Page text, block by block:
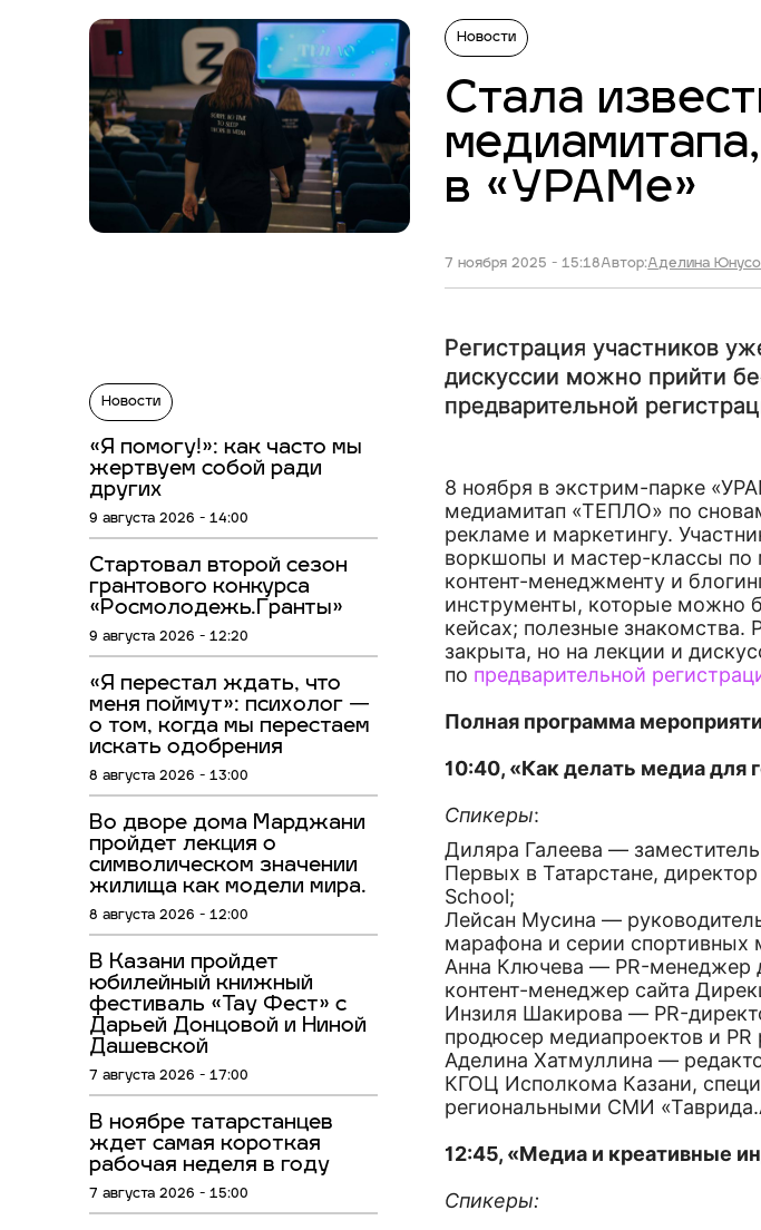
Новости
«Я помогу!»: как часто мы
жертвуем собой ради
других
9 августа 2026 - 14:00
Стартовал второй сезон
грантового конкурса
«Росмолодежь.Гранты»
9 августа 2026 - 12:20
«Я перестал ждать, что
меня поймут»: психолог —
о том, когда мы перестаем
искать одобрения
8 августа 2026 - 13:00
Во дворе дома Марджани
пройдет лекция о
символическом значении
жилища как модели мира.
8 августа 2026 - 12:00
В Казани пройдет
юбилейный книжный
фестиваль «Тау Фест» с
Дарьей Донцовой и Ниной
Дашевской
7 августа 2026 - 17:00
В ноябре татарстанцев
ждет самая короткая
рабочая неделя в году
7 августа 2026 - 15:00
Новости
Стала
в «УРАМе»
7 ноября 2025 - 15:18Автор:Аделина
Регистрация участников
дискуссии можно прийти
предварительной
8 ноября в экстрим-парке
медиамитап «ТЕПЛО» по
рекламе и маркетингу.
воркшопы и мастер-классы по
контент-менеджменту и
инструменты, которые можно
кейсах; полезные знакомства.
закрыта, но на лекции и
по предварительной
Полная программа
10:40, «Как делать медиа для
Спикеры:
Диляра Галеева —
Первых в Татарстане,
School;
Лейсан Мусина —
марафона и серии спортивных
Анна Ключева — PR-менеджер
контент-менеджер сайта
Инзиля Шакирова — PR-
продюсер медиапроектов и
Аделина Хатмуллина —
КГОЦ Исполкомa Казани,
региональными СМИ
12:45, «Медиа и креативные
Спикеры: